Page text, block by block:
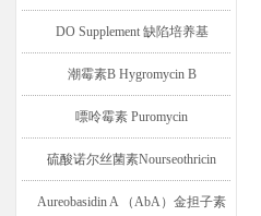
DO Supplement 缺陷培养基
潮霉素B Hygromycin B
嘌呤霉素 Puromycin
硫酸诺尔丝菌素Nourseothricin
Aureobasidin A （AbA）金担子素